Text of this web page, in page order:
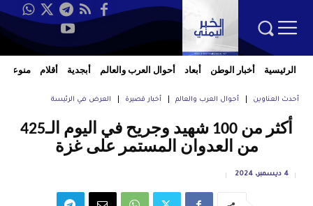
الرئيسية أخبار الوطن أبعاد أحوال العرب والعالم أبجدية أقلام منوعات
أحدث العناوين أحوال العرب والعالم أخبار قصيرة العرض في الرئيسة
أكثر من 100 شهيد وجريح في اليوم الـ425
من العدوان المستمر على غزة
4 ديسمبر، 2024